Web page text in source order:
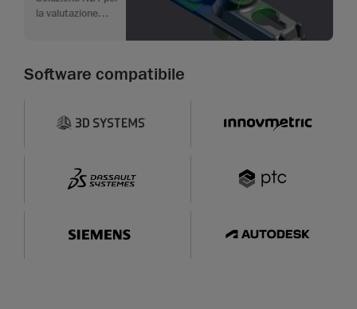
la valutazione
Software compatibile